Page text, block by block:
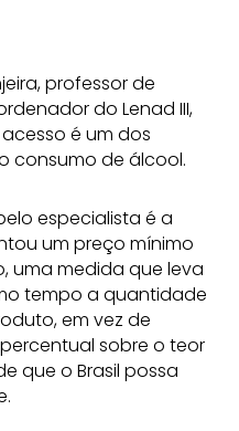
professor de
do Lenad III,
é um dos
consumo de álcool.
especialista é a
um preço mínimo
uma medida que leva
tempo a quantidade
em vez de
sobre o teor
que o Brasil possa